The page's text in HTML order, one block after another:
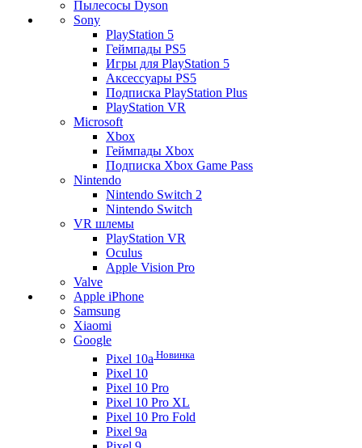
Пылесосы Dyson
Sony
PlayStation 5
Геймпады PS5
Игры для PlayStation 5
Аксессуары PS5
Подписка PlayStation Plus
PlayStation VR
Microsoft
Xbox
Геймпады Xbox
Подписка Xbox Game Pass
Nintendo
Nintendo Switch 2
Nintendo Switch
VR шлемы
PlayStation VR
Oculus
Apple Vision Pro
Valve
Apple iPhone
Samsung
Xiaomi
Google
Pixel 10a Новинка
Pixel 10
Pixel 10 Pro
Pixel 10 Pro XL
Pixel 10 Pro Fold
Pixel 9a